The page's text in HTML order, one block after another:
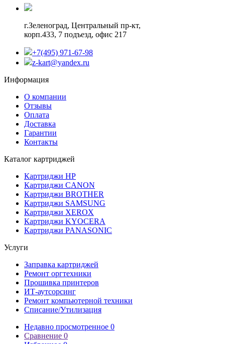
г.Зеленоград, Центральный пр-кт,
корп.433, 7 подъезд, офис 217
+7(495) 971-67-98
z-kart@yandex.ru
Информация
О компании
Отзывы
Оплата
Доставка
Гарантии
Контакты
Каталог картриджей
Картриджи HP
Картриджи CANON
Картриджи BROTHER
Картриджи SAMSUNG
Картриджи XEROX
Картриджи KYOCERA
Картриджи PANASONIC
Услуги
Заправка картриджей
Ремонт оргтехники
Прошивка принтеров
ИТ-аутсорсинг
Ремонт компьютерной техники
Списание/Утилизация
Недавно просмотренное 0
Сравнение 0